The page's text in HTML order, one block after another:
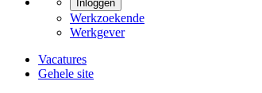
Inloggen
Werkzoekende
Werkgever
Vacatures
Gehele site